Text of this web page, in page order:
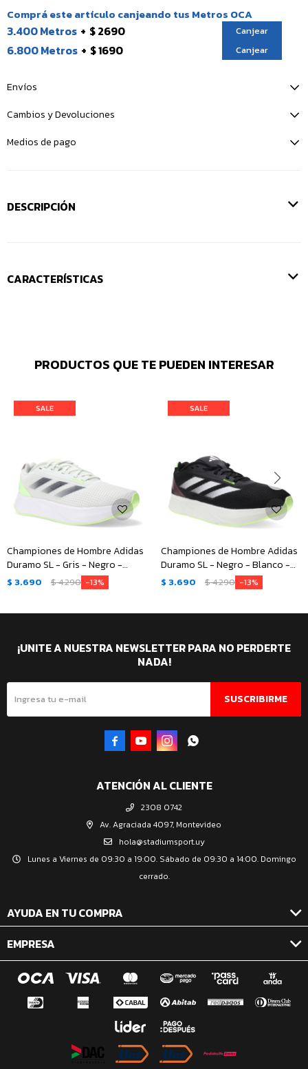
Comprá este artículo canjeando tus Metros OCA
3.400 Metros $ 2690 Canjear
6.800 Metros $ 1690 Canjear
Envíos
Cambios y Devoluciones
Medios de pago
DESCRIPCIÓN
CARACTERÍSTICAS
PRODUCTOS QUE TE PUEDEN INTERESAR
Championes de Hombre Adidas
Duramo SL - Gris - Negro -
Verde Fluo
$ 3.690 $4.290 13
Championes de Hombre Adidas
Duramo SL - Negro - Blanco -
Verde Fluo
$ 3.690 $4.290 13
ATENCIÓN AL CLIENTE
2308 0742
Av. Agraciada 4097, Montevideo
hola@stadiumsport.uy
Lunes a Viernes de 09:30 a 19:00. Sábado de 09:30 a 14:00. Domingo
cerrado.
AYUDA EN TU COMPRA
EMPRESA
¡UNITE A NUESTRA NEWSLETTER PARA NO PERDERTE
NADA!
SUSCRIBIRME
   